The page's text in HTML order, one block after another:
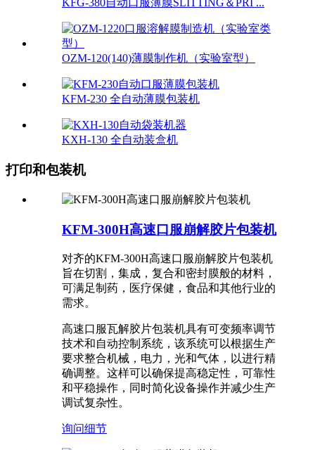
KFG-380自动口服薄膜SLITTING＆PRI ...
OZM-120(140)薄膜制作机（实验室型）
KFM-230 全自动薄膜包装机
KXH-130 全自动装盒机
打印和包装机
KFM-300H高速口服崩解胶片包装机
对齐的KFM-300H高速口服崩解胶片包装机
旨在切割，集成，复合和密封膜般的材料，
可满足制药，医疗保健，食品和其他行业的
需求。
高速口服瓦解胶片包装机具有可变频率调节
技术和自动控制系统，该系统可以根据生产
要求整合机械，电力，光和气体，以进行精
确调整。这样可以确保提高稳定性，可靠性
和平稳操作，同时简化设备操作并减少生产
调试复杂性。
询问细节